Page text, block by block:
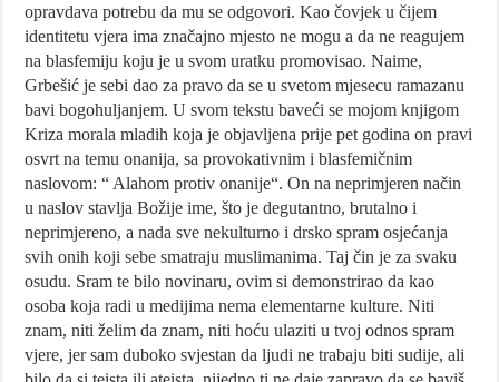
opravdava potrebu da mu se odgovori. Kao čovjek u čijem
identitetu vjera ima značajno mjesto ne mogu a da ne reagujem
na blasfemiju koju je u svom uratku promovisao. Naime,
Grbešić je sebi dao za pravo da se u svetom mjesecu ramazanu
bavi bogohuljanjem. U svom tekstu baveći se mojom knjigom
Kriza morala mladih koja je objavljena prije pet godina on pravi
osvrt na temu onanija, sa provokativnim i blasfemičnim
naslovom: “ Alahom protiv onanije“. On na neprimjeren način
u naslov stavlja Božije ime, što je degutantno, brutalno i
neprimjereno, a nada sve nekulturno i drsko spram osjećanja
svih onih koji sebe smatraju muslimanima. Taj čin je za svaku
osudu. Sram te bilo novinaru, ovim si demonstrirao da kao
osoba koja radi u medijima nema elementarne kulture. Niti
znam, niti želim da znam, niti hoću ulaziti u tvoj odnos spram
vjere, jer sam duboko svjestan da ljudi ne trabaju biti sudije, ali